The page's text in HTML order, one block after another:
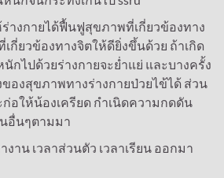
างกายได้ฟื้นฟูสุขภาพที่เกี่ยวข้องทาง
กี่ยวข้องทางจิตให้ดียิ่งขึ้นด้วย ถ้าเกิด
กไปด้วยร่างกายจะย่ำแย่ และบางครั้ง
ของสุขภาพทางร่างกายป่วยไข้ได้ ส่วน
อให้น้องเครียด กำเนิดความกดดัน
อื่นๆตามมา
งาน เวลาส่วนตัว เวลาเรียน ออกมา